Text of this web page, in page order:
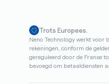
Trots Europees.
Neno Technology werkt voor
rekeningen, conform de
gereguleerd door de Franse
bevoegd om betaaldiensten